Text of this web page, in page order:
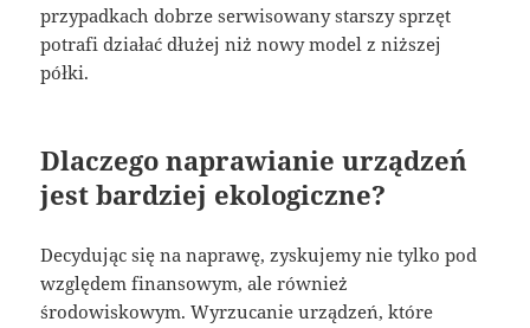
przypadkach dobrze serwisowany starszy sprzęt
potrafi działać dłużej niż nowy model z niższej
półki.
Dlaczego naprawianie urządzeń
jest bardziej ekologiczne?
Decydując się na naprawę, zyskujemy nie tylko pod
względem finansowym, ale również
środowiskowym. Wyrzucanie urządzeń, które